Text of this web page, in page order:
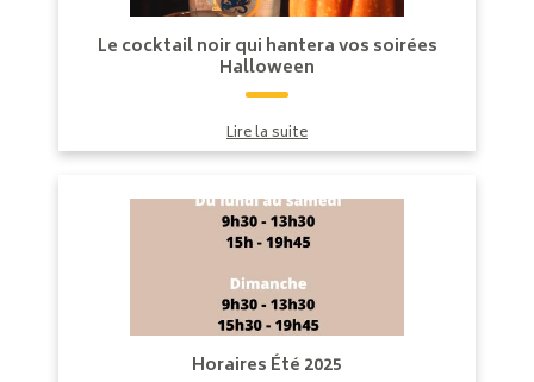
Le cocktail noir qui hantera vos soirées
Halloween
Lire la suite
Horaires Été 2025